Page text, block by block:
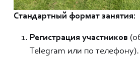
Стандартный формат занятия:
Регистрация участников
Telegram или по телефону).